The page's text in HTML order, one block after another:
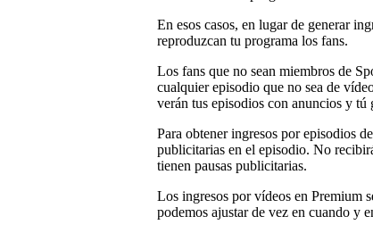
En esos casos, en lugar de generar
reproduzcan tu programa los fans.
Los fans que no sean miembros de
cualquier episodio que no sea de
verán tus episodios con anuncios y tú
Para obtener ingresos por episodios
publicitarias en el episodio. No
tienen pausas publicitarias.
Los ingresos por vídeos en Premium
podemos ajustar de vez en cuando y